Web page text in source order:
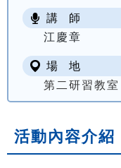
講 師
江慶章
場 地
第二研習教室
活動內容介紹